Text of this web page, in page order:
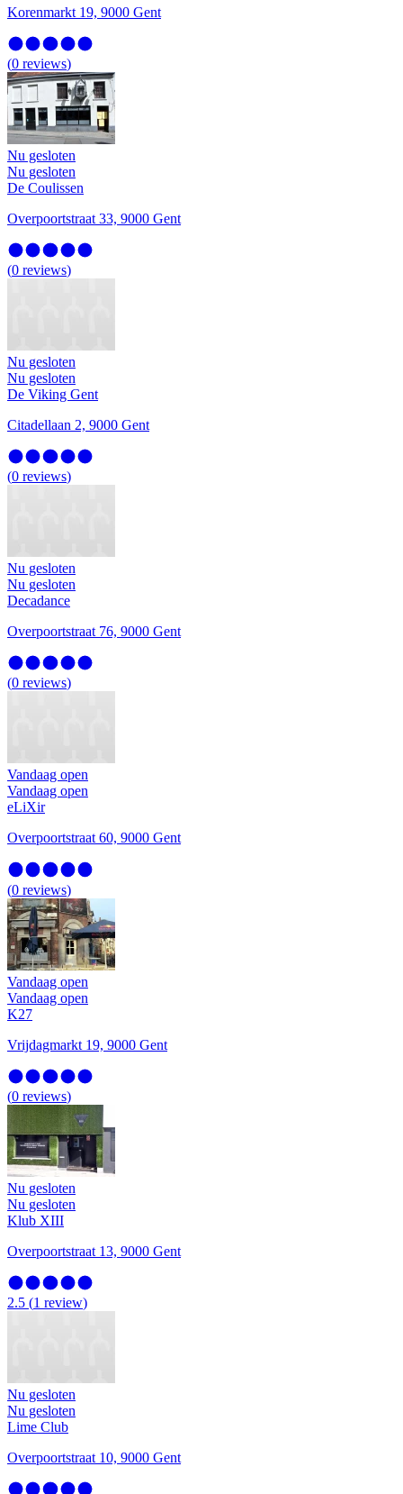
Korenmarkt 19, 9000 Gent
(0 reviews)
Nu gesloten
Nu gesloten
De Coulissen
Overpoortstraat 33, 9000 Gent
(0 reviews)
Nu gesloten
Nu gesloten
De Viking Gent
Citadellaan 2, 9000 Gent
(0 reviews)
Nu gesloten
Nu gesloten
Decadance
Overpoortstraat 76, 9000 Gent
(0 reviews)
Vandaag open
Vandaag open
eLiXir
Overpoortstraat 60, 9000 Gent
(0 reviews)
Vandaag open
Vandaag open
K27
Vrijdagmarkt 19, 9000 Gent
(0 reviews)
Nu gesloten
Nu gesloten
Klub XIII
Overpoortstraat 13, 9000 Gent
2.5 (1 review)
Nu gesloten
Nu gesloten
Lime Club
Overpoortstraat 10, 9000 Gent